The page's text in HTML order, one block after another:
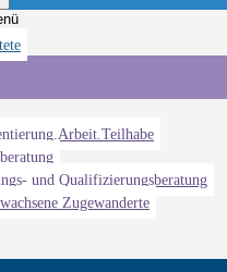
und Qualifizierungsberatung
Zugewanderte
»Näh-Workshop